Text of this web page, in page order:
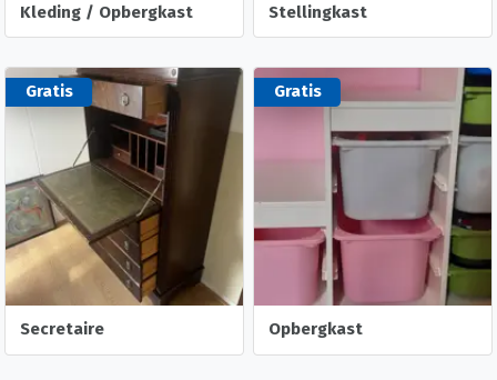
Kleding / Opbergkast Stellingkast
Gratis
Secretaire
Gratis
Opbergkast